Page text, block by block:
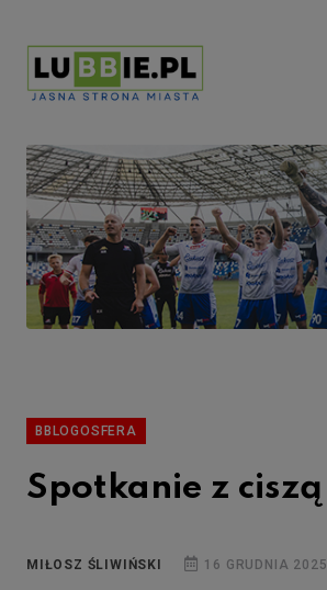
BBLOGOSFERA
Spotkanie z ciszą
MIŁOSZ ŚLIWIŃSKI 16 GRUDNIA 2025